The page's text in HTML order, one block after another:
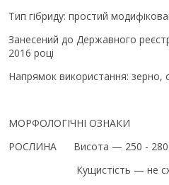
Тип гібриду: простий
Занесений до Державного
2016 році
Напрямок використання: зерно,
МОРФОЛОГІЧНІ ОЗНАКИ
РОСЛИНА Висота — 250 - 280
Кущистість — не